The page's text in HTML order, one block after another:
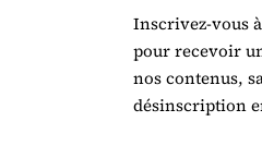
Inscrivez-vous
pour recevoir
nos contenus,
désinscription